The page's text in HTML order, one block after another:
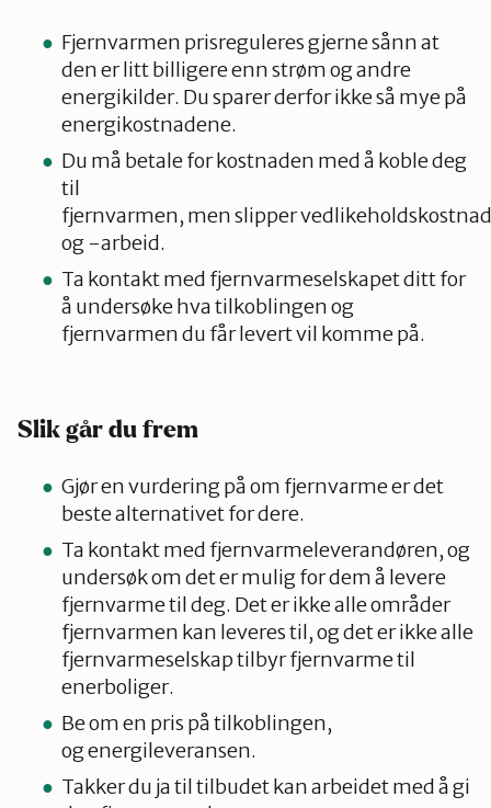
Fjernvarmen prisreguleres gjerne sånn at
den er litt billigere enn strøm og andre
energikilder. Du sparer derfor ikke så mye på
energikostnadene.
Du må betale for kostnaden med å koble deg
til
fjernvarmen, men slipper
og -arbeid.
Ta kontakt med fjernvarmeselskapet ditt for
å undersøke hva tilkoblingen og
fjernvarmen du får levert vil komme på.
Slik går du frem
Gjør en vurdering på om fjernvarme er det
beste alternativet for dere.
Ta kontakt med fjernvarmeleverandøren, og
undersøk om det er mulig for dem å levere
fjernvarme til deg. Det er ikke alle områder
fjernvarmen kan leveres til, og det er ikke alle
fjernvarmeselskap tilbyr fjernvarme til
enerboliger.
Be om en pris på tilkoblingen,
og energileveransen.
Takker du ja til tilbudet kan arbeidet med å gi